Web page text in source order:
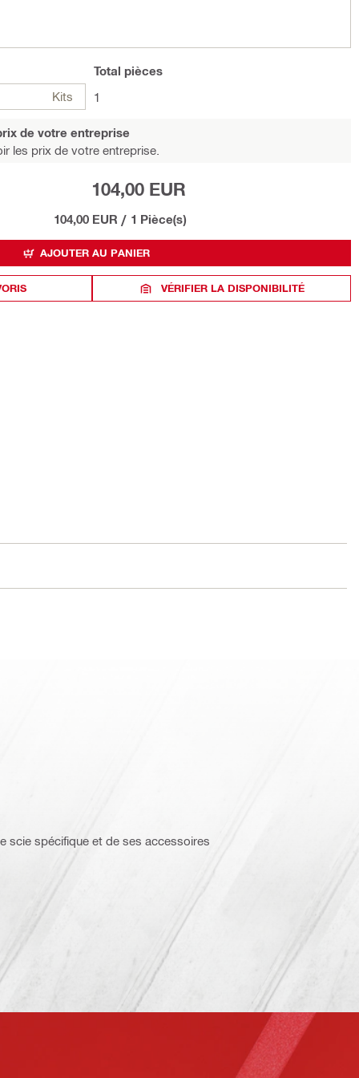
Kits
Total pièces
1
de votre entreprise
les prix de votre entreprise.
104,00 EUR
104,00 EUR / 1 Pièce(s)
AJOUTER AU PANIER
VÉRIFIER LA DISPONIBILITÉ
scie spécifique et de ses accessoires